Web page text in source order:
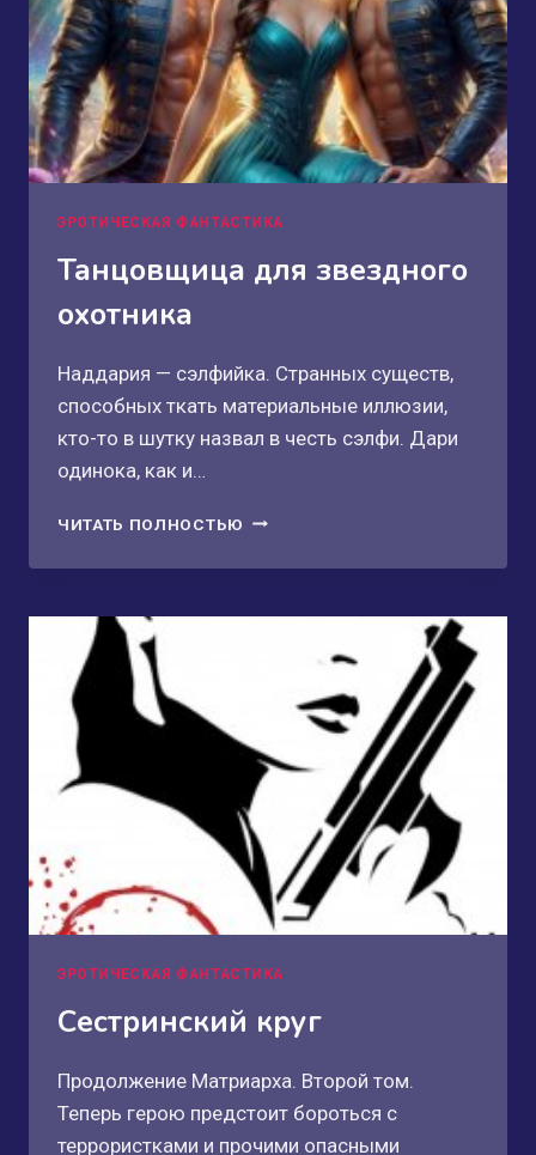
ЭРОТИЧЕСКАЯ ФАНТАСТИКА
Танцовщица для звездного
охотника
Наддария — сэлфийка. Странных существ,
способных ткать материальные иллюзии,
кто-то в шутку назвал в честь сэлфи. Дари
одинока, как и…
ЧИТАТЬ ПОЛНОСТЬЮ ТАНЦОВЩИЦА
ЗВЕЗДНОГО
ЭРОТИЧЕСКАЯ ФАНТАСТИКА
Сестринский круг
Продолжение Матриарха. Второй том.
Теперь герою предстоит бороться с
террористками и прочими опасными